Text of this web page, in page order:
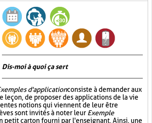
Dis-moi à quoi ça sert
d'applicationconsiste à demander aux
leçon, de proposer des applications de la vie
notions qui viennent de leur être
sont invités à noter leur Exemple
petit carton fourni par l'enseignant. Ainsi, une